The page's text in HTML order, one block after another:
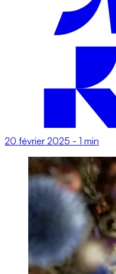
20 février 2025 - 1 min